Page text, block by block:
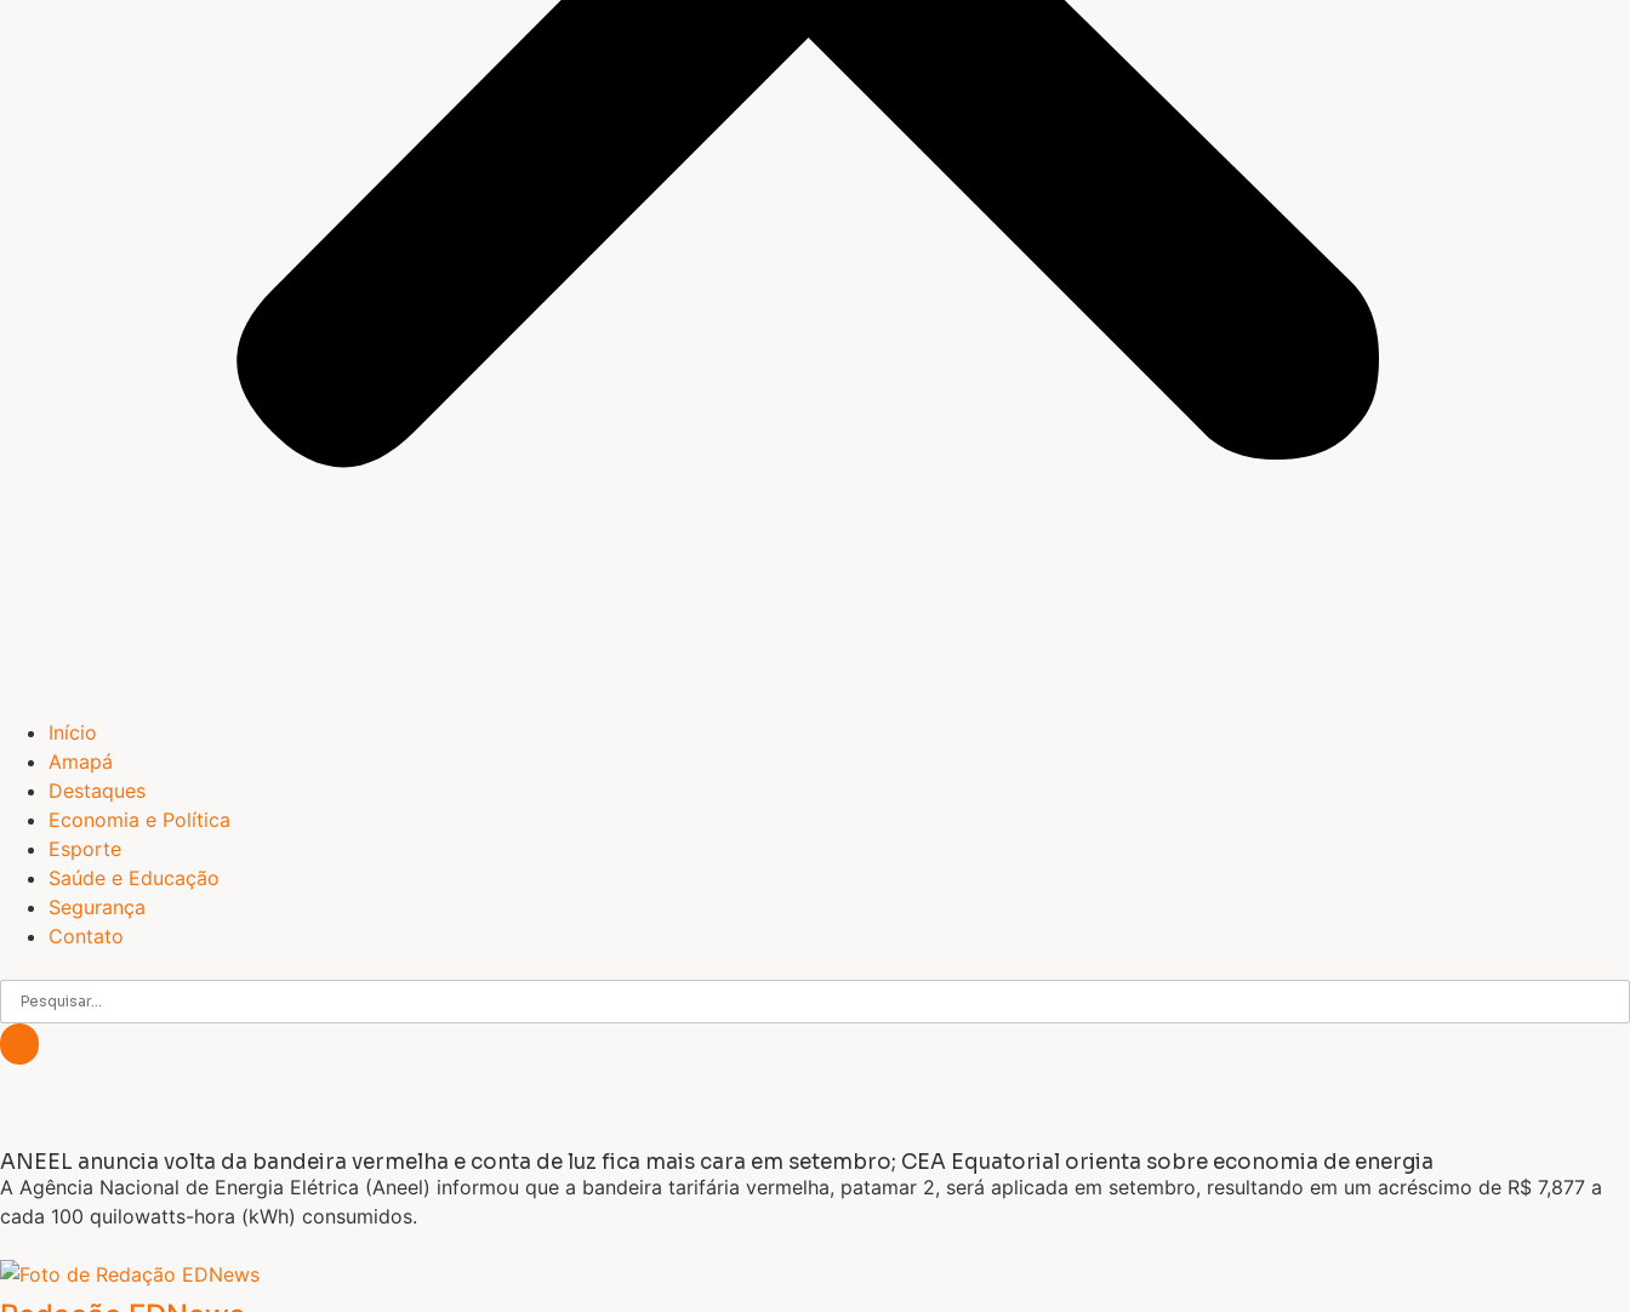
Início
Amapá
Destaques
Economia e Política
Esporte
Saúde e Educação
Segurança
Contato
ANEEL anuncia volta da bandeira vermelha e conta de luz fica mais cara em setembro; CEA Equatorial orienta sobre economia de energia
A Agência Nacional de Energia Elétrica (Aneel) informou que a bandeira tarifária vermelha, patamar 2, será aplicada em setembro, resultando em um acréscimo de R$ 7,877 a
cada 100 quilowatts-hora (kWh) consumidos.